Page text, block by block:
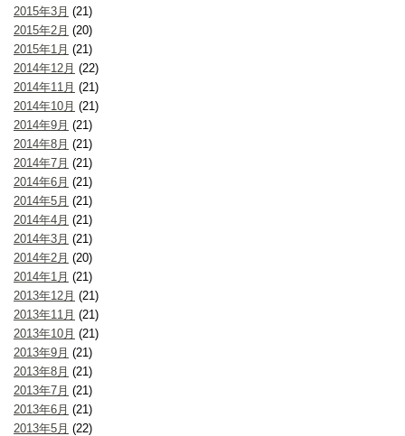
2015年3月 (21)
2015年2月 (20)
2015年1月 (21)
2014年12月 (22)
2014年11月 (21)
2014年10月 (21)
2014年9月 (21)
2014年8月 (21)
2014年7月 (21)
2014年6月 (21)
2014年5月 (21)
2014年4月 (21)
2014年3月 (21)
2014年2月 (20)
2014年1月 (21)
2013年12月 (21)
2013年11月 (21)
2013年10月 (21)
2013年9月 (21)
2013年8月 (21)
2013年7月 (21)
2013年6月 (21)
2013年5月 (22)